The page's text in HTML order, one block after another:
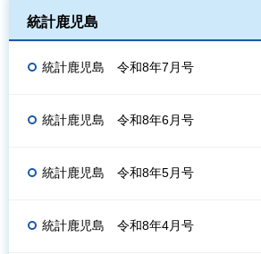
統計鹿児島
統計鹿児島 令和8年7月号
統計鹿児島 令和8年6月号
統計鹿児島 令和8年5月号
統計鹿児島 令和8年4月号